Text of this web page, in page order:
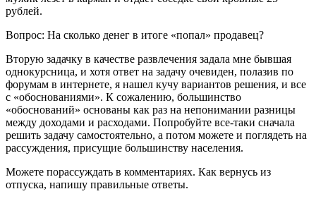
рублей.
Вопрос: На сколько денег в итоге «попал» продавец?
Вторую задачку в качестве развлечения задала мне бывшая
однокурсница, и хотя ответ на задачу очевиден, полазив по
форумам в интернете, я нашел кучу вариантов решения, и все
с «обоснованиями». К сожалению, большинство
«обоснований» основаны как раз на непонимании разницы
между доходами и расходами. Попробуйте все-таки сначала
решить задачу самостоятельно, а потом можете и поглядеть на
рассуждения, присущие большинству населения.
Можете порассуждать в комментариях. Как вернусь из
отпуска, напишу правильные ответы.